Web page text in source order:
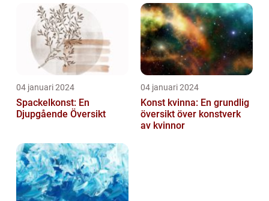
04 januari 2024
Spackelkonst: En
Djupgående Översikt
04 januari 2024
Konst kvinna: En grundlig
översikt över konstverk
av kvinnor